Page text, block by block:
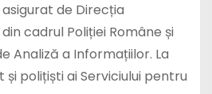
de Direcția
cadrul Poliției Române și
Analiză a Informațiilor. La
polițiști ai Serviciului pentru